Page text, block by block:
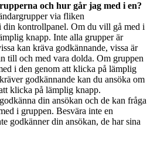
och hur går jag med i en?
via fliken
din kontrollpanel. Om du vill gå med i
knapp. Inte alla grupper är
kan kräva godkännande, vissa är
till och med vara dolda. Om gruppen
i den genom att klicka på lämplig
godkännande kan du ansöka om
klicka på lämplig knapp.
din ansökan och de kan fråga
i gruppen. Besvära inte en
godkänner din ansökan, de har sina